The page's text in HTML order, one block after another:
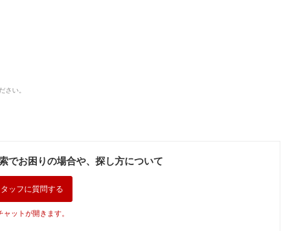
さい。
でお困りの場合や、探し方について
ッフに質問する
ットが開きます。